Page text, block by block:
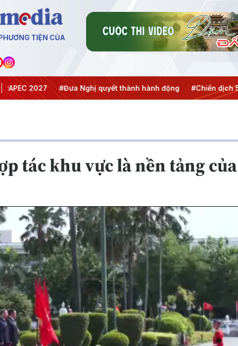
TIỆN CỦA
#Đưa Nghị quyết thành hành động #Chiến dịch 500 ngày
tác khu vực là nền tảng